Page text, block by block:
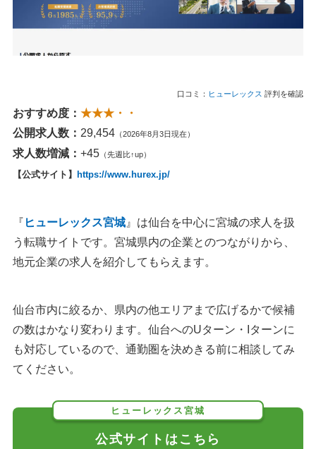
口コミ： ヒューレックス 評判を確認
おすすめ度： ★★★・・
公開求人数： 29,454 （2026年8月3日現在）
求人数増減： +45 （先週比↑up）
【公式サイト】 https://www.hurex.jp/
『 ヒューレックス宮城 』は仙台を中心に宮城の求人を扱
う転職サイトです。宮城県内の企業とのつながりから、
地元企業の求人を紹介してもらえます。
仙台市内に絞るか、県内の他エリアまで広げるかで候補
の数はかなり変わります。仙台へのUターン・Iターンに
も対応しているので、通勤圏を決めきる前に相談してみ
てください。
ヒューレックス宮城
公式サイトはこちら